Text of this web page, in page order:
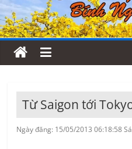
Từ Saigon tới
Ngày đăng: 15/05/2013 06:18:58